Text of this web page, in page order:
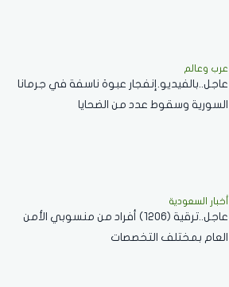
عرب وعالم
عاجل..بالفيديو.إنفجار عبوة ناسفة في جرمانا
السورية وسقوط عدد من الضحايا
أخبار السعودية
عاجل..ترقية (1206) أفراد من منسوبي الأمن
العام بمختلف التخصصات